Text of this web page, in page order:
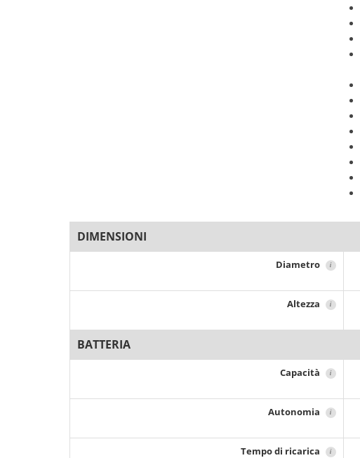
DIMENSIONI
Diametro i
Altezza i
BATTERIA
Capacità i
Autonomia i
Tempo di ricarica i